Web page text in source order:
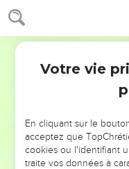
NE
ET SI LEURS
Votre vie
En cliquant sur le
acceptez que
cookies ou l'identifiant
traite vos données à